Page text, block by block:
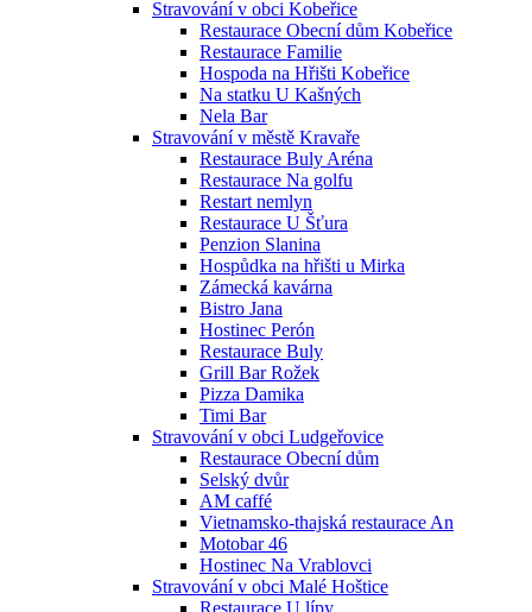
Stravování v obci Kobeřice
Restaurace Obecní dům Kobeřice
Restaurace Familie
Hospoda na Hřišti Kobeřice
Na statku U Kašných
Nela Bar
Stravování v městě Kravaře
Restaurace Buly Aréna
Restaurace Na golfu
Restart nemlyn
Restaurace U Šťura
Penzion Slanina
Hospůdka na hřišti u Mirka
Zámecká kavárna
Bistro Jana
Hostinec Perón
Restaurace Buly
Grill Bar Rožek
Pizza Damika
Timi Bar
Stravování v obci Ludgeřovice
Restaurace Obecní dům
Selský dvůr
AM caffé
Vietnamsko-thajská restaurace An
Motobar 46
Hostinec Na Vrablovci
Stravování v obci Malé Hoštice
Restaurace U lípy